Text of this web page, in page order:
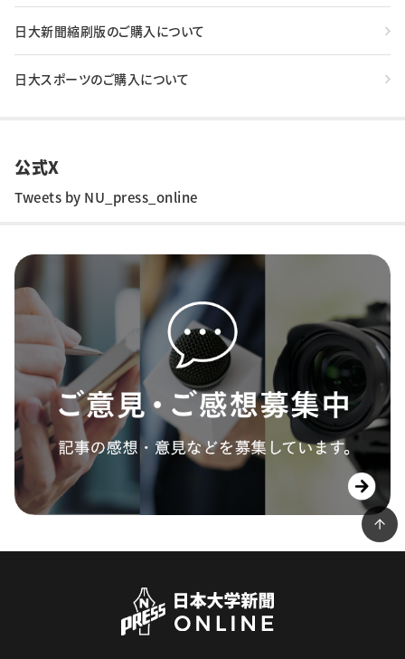
日大新聞縮刷版のご購入について
日大スポーツのご購入について
公式X
Tweets by NU_press_online